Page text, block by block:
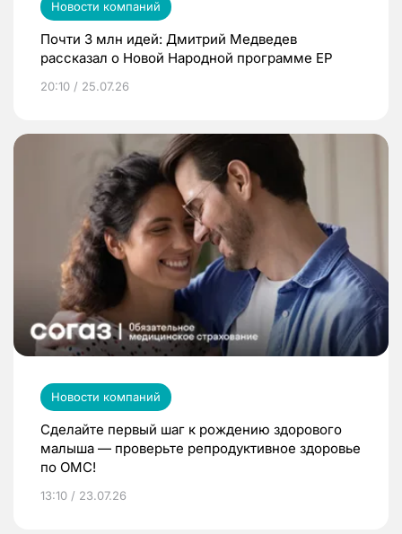
Новости компаний
Почти 3 млн идей: Дмитрий Медведев
рассказал о Новой Народной программе ЕР
20:10 / 25.07.26
Новости компаний
Сделайте первый шаг к рождению здорового
малыша — проверьте репродуктивное здоровье
по ОМС!
13:10 / 23.07.26